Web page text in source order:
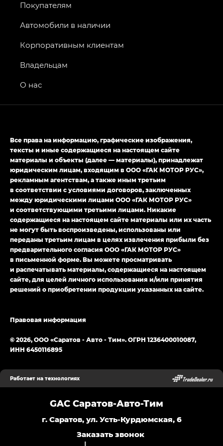
Джи Эс 8 ТРЭВЕЛЛЕР — GS8 TRAVELLER,
GT, Джи Эль — GL
GS4 — Джи Эс 4 (GS4) в комплектациях Джи Би
привод — GB AWD, Джи Эль Полный привод —
LOUNGE
Empow — Эмпау (Empow) в комплектации
Джи Эс — GS, Джи Эль с элементы экстерьера
в спортивном стиле — GL(S-Style)
GAC Саратов-Авто-Тим
г. Саратов, ул. Усть-Курдюмская, 6
Заказать звонок
|
Покупателям
Автомобили в наличии
Корпоративным клиентам
Владельцам
О нас
Все права на информацию, графические изображения,
тексты и иные содержащиеся на настоящем сайте
материалы и объекты (далее — материалы), принадлежат
юридическим лицам, входящим в ООО «ГАК МОТОР РУС»,
рекламным агентствам, а также иным третьим
в соответствии с условиями договоров, заключенных
между юридическими лицами ООО «ГАК МОТОР РУС»
и соответствующими третьими лицами. Никакие
содержащиеся на настоящем сайте материалы или их часть
не могут быть воспроизведены, использованы или
переданы третьим лицам в целях извлечения прибыли без
предварительного согласия ООО «ГАК МОТОР РУС»
в письменной форме. Вы можете просматривать
и распечатывать материалы, содержащиеся на настоящем
сайте, для целей личного использования и/или принятия
решений о приобретении продукции указанных на сайте.
© 2026, ООО «Саратов - Авто - Тим». ОГРН 1236400010087,
ИНН 6450116895
Правовая информация
Работает на технологиях